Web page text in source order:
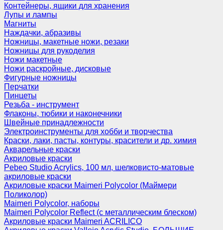
Контейнеры, ящики для хранения
Лупы и лампы
Магниты
Наждачки, абразивы
Ножницы, макетные ножи, резаки
Ножницы для рукоделия
Ножи макетные
Ножи раскройные, дисковые
Фигурные ножницы
Перчатки
Пинцеты
Резьба - инструмент
Флаконы, тюбики и наконечники
Швейные принадлежности
Электроинструменты для хобби и творчества
Краски, лаки, пасты, контуры, красители и др. химия
Акварельные краски
Акриловые краски
Pebeo Studio Acrylics, 100 мл, шелковисто-матовые
акриловые краски
Акриловые краски Maimeri Polycolor (Маймери
Поликолор)
Maimeri Polycolor, наборы
Maimeri Polycolor Reflect (с металлическим блеском)
Акриловые краски Maimeri ACRILICO